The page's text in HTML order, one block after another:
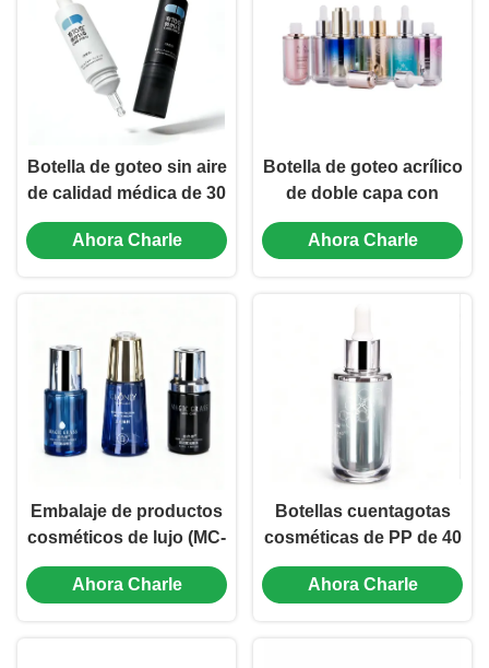
ml a 60 ml
Botella de goteo sin aire
de calidad médica de 30
ml con diseño de
bloqueo de frescura
Ahora Charle
Botella de goteo acrílico
de doble capa con
revestimiento interior de
PP de 30 ml/45 ml a
Ahora Charle
Embalaje de productos
cosméticos de lujo (MC-
602)
Ahora Charle
Botellas cuentagotas
cosméticas de PP de 40
ml para sueros y aceites
esenciales, embalaje de
Ahora Charle